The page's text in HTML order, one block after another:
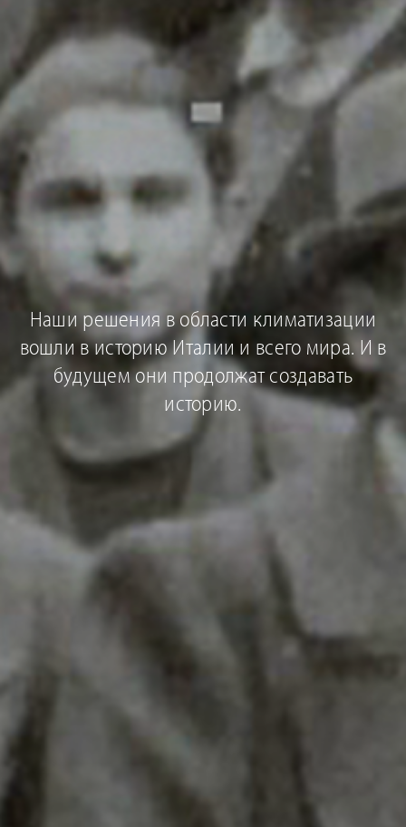
Наши решения в области климатизации
вошли в историю Италии и всего мира. И в
будущем они продолжат создавать
историю.